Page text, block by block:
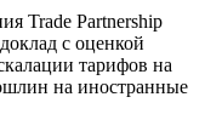
Trade Partnership
с оценкой
тарифов на
на иностранные